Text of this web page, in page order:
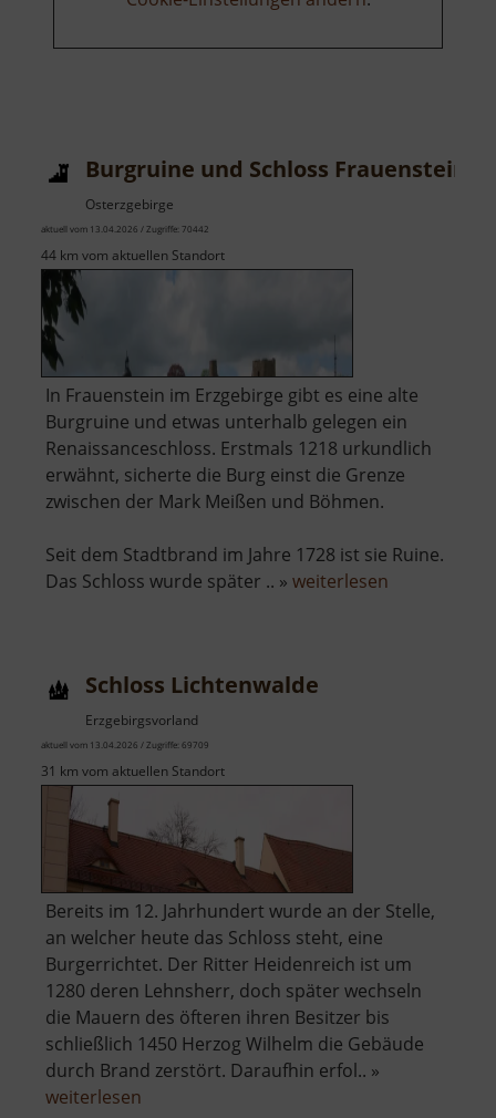
Burgruine und Schloss Frauenstein
Osterzgebirge
aktuell vom 13.04.2026 / Zugriffe: 70442
44 km vom aktuellen Standort
In Frauenstein im Erzgebirge gibt es eine alte
Burgruine und etwas unterhalb gelegen ein
Renaissanceschloss. Erstmals 1218 urkundlich
erwähnt, sicherte die Burg einst die Grenze
zwischen der Mark Meißen und Böhmen.
Seit dem Stadtbrand im Jahre 1728 ist sie Ruine.
Das Schloss wurde später .. » weiterlesen
Schloss Lichtenwalde
Erzgebirgsvorland
aktuell vom 13.04.2026 / Zugriffe: 69709
31 km vom aktuellen Standort
Bereits im 12. Jahrhundert wurde an der Stelle,
an welcher heute das Schloss steht, eine
Burgerrichtet. Der Ritter Heidenreich ist um
1280 deren Lehnsherr, doch später wechseln
die Mauern des öfteren ihren Besitzer bis
schließlich 1450 Herzog Wilhelm die Gebäude
durch Brand zerstört. Daraufhin erfol.. »
weiterlesen